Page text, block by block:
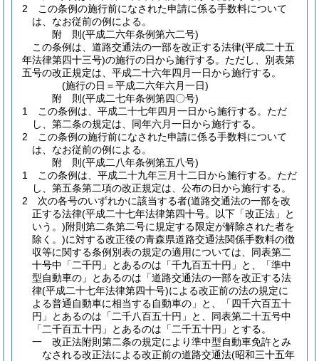
2
この条例の施行前になされた申請に係る手数料について
は、なお従前の例による。
附 則(平成二六年条例第六二号)
この条例は、道路交通法の一部を改正する法律(平成二十五
年法律第四十三号)の施行の日から施行する。 ただし、別表第
五号の改正規定は、平成二十六年四月一日から施行する。
(施行の日＝平成二六年六月一日)
附 則(平成二七年条例第四〇号)
1
この条例は、平成二十七年四月一日から施行する。 ただ
し、第二条の規定は、同年六月一日から施行する。
2
この条例の施行前になされた申請に係る手数料について
は、なお従前の例による。
附 則(平成二八年条例第五八号)
1
この条例は、平成二十九年三月十二日から施行する。 ただ
し、第五条第二項の改正規定は、公布の日から施行する。
2
次の各号のいずれかに該当する者(道路交通法の一部を改
正する法律(平成二十七年法律第四十号。以下「改正法」と
いう。)附則第二条第二号に規定する限定が解除された者を
除く。)に対する改正後の青森県道路交通法関係手数料の徴
収等に関する条例別表の規定の適用については、同表第二
十号中「二千円」とあるのは「千九百五十円」と、「準中
型自動車の」とあるのは「道路交通法の一部を改正する法
律(平成二十七年法律第四十号)による改正前の法の規定に
よる普通自動車に相当する自動車の」と、「四千六百五十
円」とあるのは「二千八百五十円」と、同表第二十五号中
「二千百五十円」とあるのは「二千五十円」とする。
一
改正法附則第二条の規定により準中型自動車免許とみ
なされる改正法による改正前の道路交通法(昭和三十五年